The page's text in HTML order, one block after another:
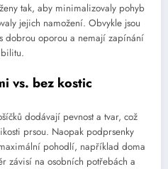
tak, aby minimalizovaly pohyb
jejich namožení. Obvykle jsou
dobrou oporou a nemají zapínání
vs. bez kostic
dodávají pevnost a tvar, což
prsou. Naopak podprsenky
pohodlí, například doma
závisí na osobních potřebách a